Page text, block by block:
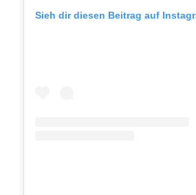
Sieh dir diesen Beitrag auf